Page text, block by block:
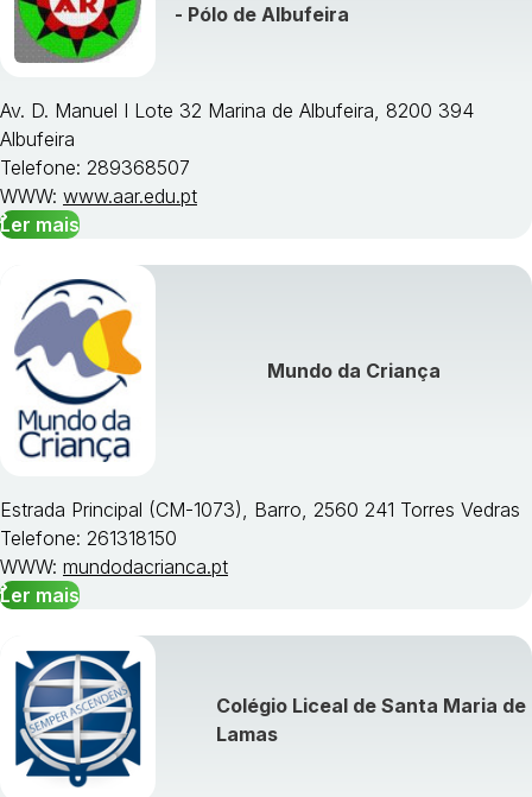
- Pólo de Albufeira
Av. D. Manuel I Lote 32 Marina de Albufeira, 8200 394
Albufeira
Telefone: 289368507
WWW: www.aar.edu.pt
Ler mais
Mundo da Criança
Estrada Principal (CM-1073), Barro, 2560 241 Torres Vedras
Telefone: 261318150
WWW: mundodacrianca.pt
Ler mais
Colégio Liceal de Santa Maria de
Lamas